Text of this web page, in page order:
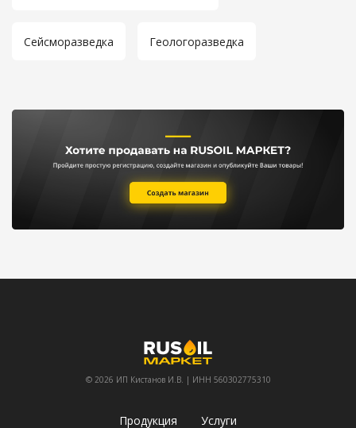
Сейсморазведка Геологоразведка
© 2026 ИП Кистанов И.В. | ИНН 560302775310
Продукция Услуги